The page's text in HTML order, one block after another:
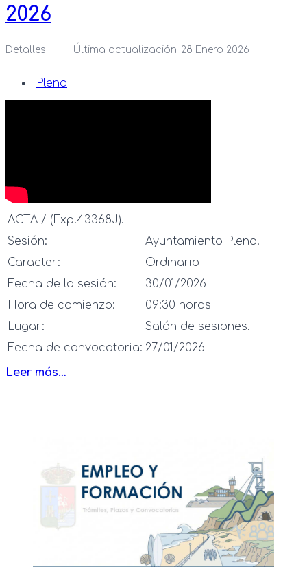
2026
Detalles Última actualización: 28 Enero 2026
Pleno
ACTA / (Exp.43368J).
Sesión:
Ayuntamiento Pleno.
Caracter:
Ordinario
Fecha de la sesión:
30/01/2026
Hora de comienzo:
09:30 horas
Lugar:
Salón de sesiones.
Fecha de convocatoria: 27/01/2026
Leer más…